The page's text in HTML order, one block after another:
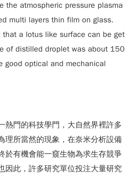
the atmospheric pressure plasma
multi layers thin film on glass.
that a lotus like surface can be get
of distilled droplet was about 150
good optical and mechanical
熱門的科技學門，大自然界裡許多
理所當然的現象，在奈米分析設備
於有機會能一窺生物為求生存競爭
因此，許多研究單位投注大量研究